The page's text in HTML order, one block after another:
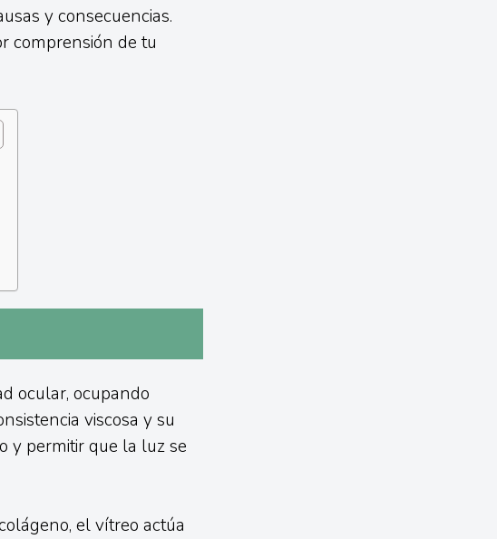
y consecuencias.
comprensión de tu
ocular, ocupando
viscosa y su
y permitir que la luz se
el vítreo actúa